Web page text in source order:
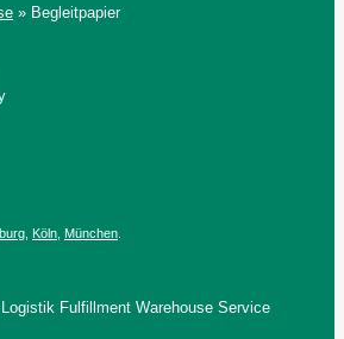
» Begleitpapier
Köln München
Fulfillment Warehouse Service